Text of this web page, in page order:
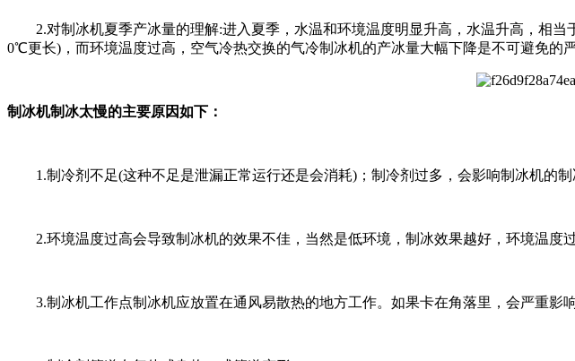
2.对制冰机夏季产冰量的理解:进入夏季，水温和环境温度明显升高，水温升高，相当
0℃更长)，而环境温度过高，空气冷热交换的气冷制冰机的产冰量大幅下降是不可避免的严
制冰机制冰太慢的主要原因如下：
1.制冷剂不足(这种不足是泄漏正常运行还是会消耗)；制冷剂过多，会影响制冰机的制
2.环境温度过高会导致制冰机的效果不佳，当然是低环境，制冰效果越好，环境温度
3.制冰机工作点制冰机应放置在通风易散热的地方工作。如果卡在角落里，会严重影